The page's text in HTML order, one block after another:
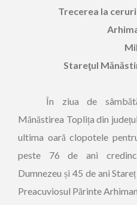
Trecerea la
Stareţul
În ziua de
Mănăstirea Toplița din
ultima oară clopotele
peste 76 de ani
Dumnezeu și 45 de ani
Preacuviosul Părinte